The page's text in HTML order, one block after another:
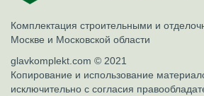
Комплектация строительными и
Москве и Московской области
glavkomplekt.com © 2021
Копирование и использование
исключительно с согласия